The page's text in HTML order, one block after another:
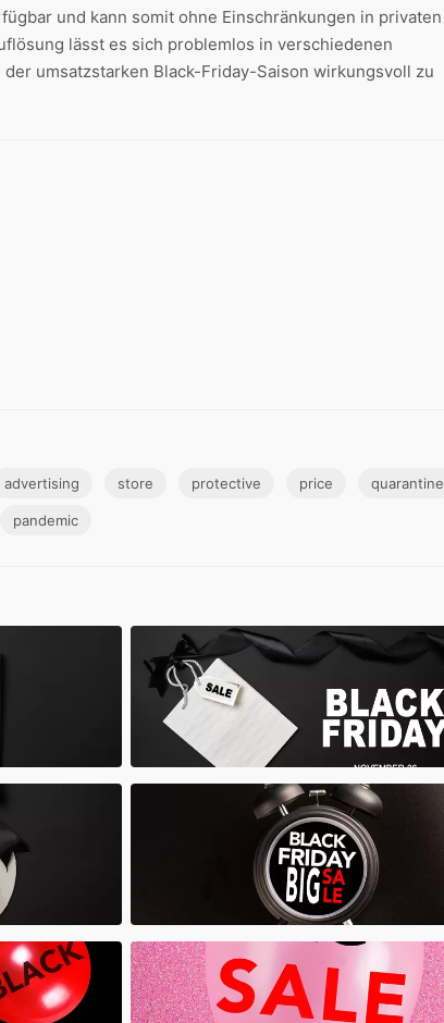
und kann somit ohne Einschränkungen in privaten
lässt es sich problemlos in verschiedenen
umsatzstarken Black-Friday-Saison wirkungsvoll zu
advertising store protective price quarantine
pandemic